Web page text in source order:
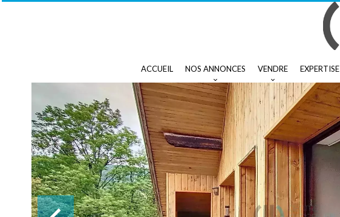
ACCUEIL NOS ANNONCES VENDRE EXPERTISE